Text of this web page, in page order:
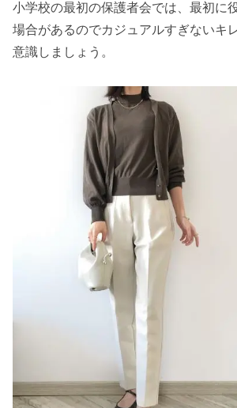
小学校の最初の保護者会では、最初に
場合があるのでカジュアルすぎないキ
意識しましょう。